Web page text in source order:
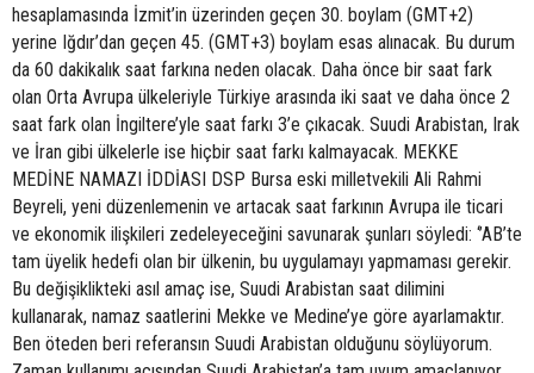
hesaplamasında İzmit’in üzerinden geçen 30. boylam (GMT+2)
yerine Iğdır’dan geçen 45. (GMT+3) boylam esas alınacak. Bu durum
da 60 dakikalık saat farkına neden olacak. Daha önce bir saat fark
olan Orta Avrupa ülkeleriyle Türkiye arasında iki saat ve daha önce 2
saat fark olan İngiltere’yle saat farkı 3’e çıkacak. Suudi Arabistan, Irak
ve İran gibi ülkelerle ise hiçbir saat farkı kalmayacak. MEKKE
MEDİNE NAMAZI İDDİASI DSP Bursa eski milletvekili Ali Rahmi
Beyreli, yeni düzenlemenin ve artacak saat farkının Avrupa ile ticari
ve ekonomik ilişkileri zedeleyeceğini savunarak şunları söyledi: ‘’AB’te
tam üyelik hedefi olan bir ülkenin, bu uygulamayı yapmaması gerekir.
Bu değişiklikteki asıl amaç ise, Suudi Arabistan saat dilimini
kullanarak, namaz saatlerini Mekke ve Medine’ye göre ayarlamaktır.
Ben öteden beri referansın Suudi Arabistan olduğunu söylüyorum.